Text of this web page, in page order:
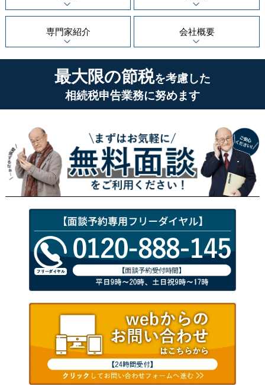
専門家紹介 会社概要
最大限の節税を考慮した
相続税申告業務に努めます